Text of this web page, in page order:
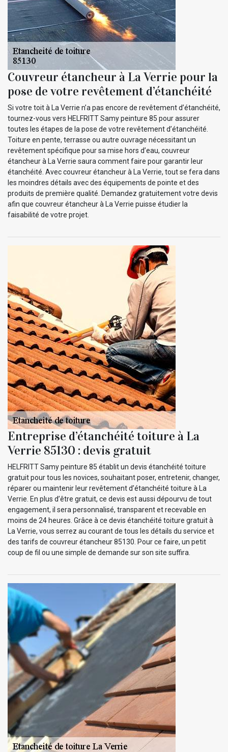
Couvreur étancheur à La Verrie pour la
pose de votre revêtement d’étanchéité
Si votre toit à La Verrie n’a pas encore de revêtement d’étanchéité,
tournez-vous vers HELFRITT Samy peinture 85 pour assurer
toutes les étapes de la pose de votre revêtement d’étanchéité.
Toiture en pente, terrasse ou autre ouvrage nécessitant un
revêtement spécifique pour sa mise hors d’eau, couvreur
étancheur à La Verrie saura comment faire pour garantir leur
étanchéité. Avec couvreur étancheur à La Verrie, tout se fera dans
les moindres détails avec des équipements de pointe et des
produits de première qualité. Demandez gratuitement votre devis
afin que couvreur étancheur à La Verrie puisse étudier la
faisabilité de votre projet.
Entreprise d’étanchéité toiture à La
Verrie 85130 : devis gratuit
HELFRITT Samy peinture 85 établit un devis étanchéité toiture
gratuit pour tous les novices, souhaitant poser, entretenir, changer,
réparer ou maintenir leur revêtement d’étanchéité toiture à La
Verrie. En plus d’être gratuit, ce devis est aussi dépourvu de tout
engagement, il sera personnalisé, transparent et recevable en
moins de 24 heures. Grâce à ce devis étanchéité toiture gratuit à
La Verrie, vous serrez au courant de tous les détails du service et
des tarifs de couvreur étancheur 85130. Pour ce faire, un petit
coup de fil ou une simple de demande sur son site suffira.